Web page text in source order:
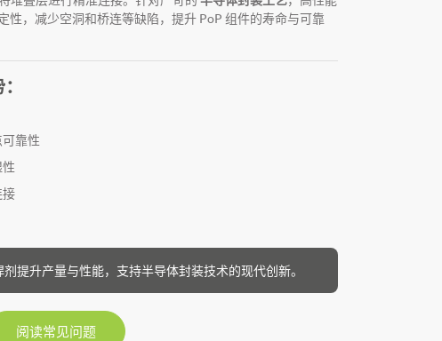
性，减少空洞和桥连等缺陷，提升 PoP 组件的寿命与可靠
靠性
接
提升产量与性能，支持半导体封装技术的现代创新。
阅读常见问题